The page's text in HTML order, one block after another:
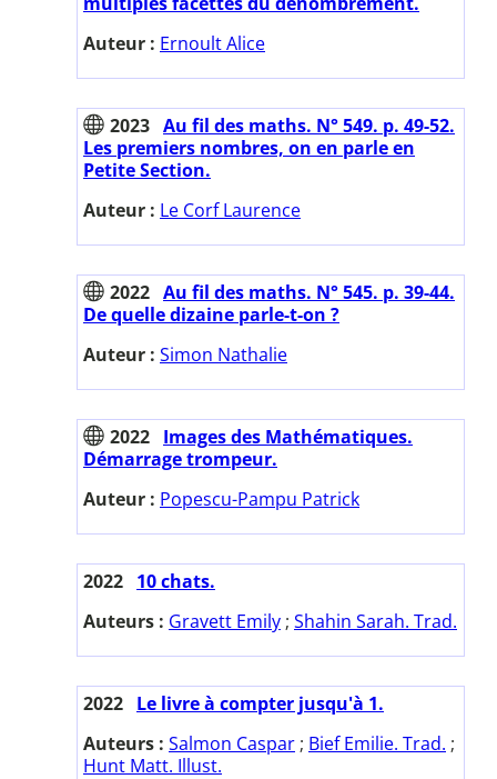
Auteur : Ernoult Alice
2023 Au fil des maths. N° 549. p. 49-52.
Les premiers nombres, on en parle en
Petite Section.
Auteur : Le Corf Laurence
2022 Au fil des maths. N° 545. p. 39-44.
De quelle dizaine parle-t-on ?
Auteur : Simon Nathalie
2022 Images des Mathématiques.
Démarrage trompeur.
Auteur : Popescu-Pampu Patrick
2022 10 chats.
Auteurs : Gravett Emily ; Shahin Sarah. Trad.
2022 Le livre à compter jusqu'à 1.
Auteurs : Salmon Caspar ; Bief Emilie. Trad. ;
Hunt Matt. Illust.